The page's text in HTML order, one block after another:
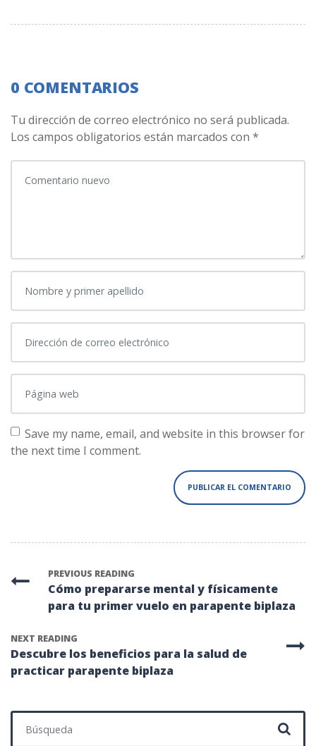
0 COMENTARIOS
Tu dirección de correo electrónico no será publicada.
Los campos obligatorios están marcados con *
Save my name, email, and website in this browser for
the next time I comment.
PREVIOUS READING
Cómo prepararse mental y físicamente
para tu primer vuelo en parapente biplaza
NEXT READING
Descubre los beneficios para la salud de
practicar parapente biplaza
Buscar: